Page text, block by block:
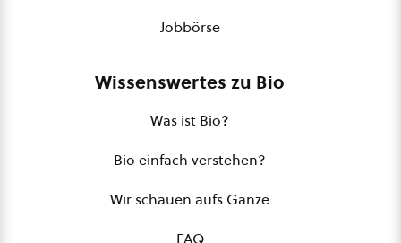
Jobbörse
Wissenswertes zu Bio
Was ist Bio?
Bio einfach verstehen?
Wir schauen aufs Ganze
FAQ